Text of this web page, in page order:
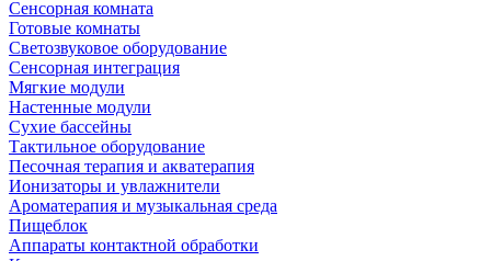
Сенсорная комната
Готовые комнаты
Светозвуковое оборудование
Сенсорная интеграция
Мягкие модули
Настенные модули
Сухие бассейны
Тактильное оборудование
Песочная терапия и акватерапия
Ионизаторы и увлажнители
Ароматерапия и музыкальная среда
Пищеблок
Аппараты контактной обработки